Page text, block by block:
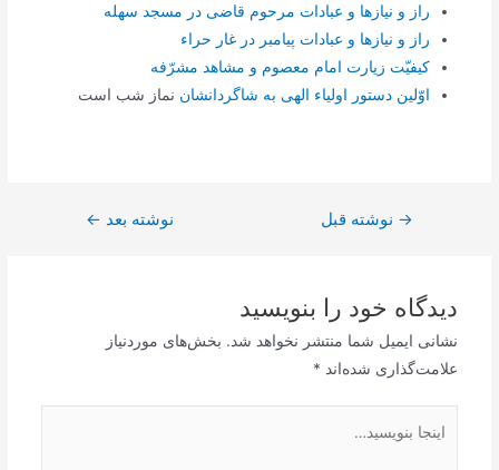
راز و نیاز‌ها و عبادات مرحوم قاضی در مسجد سهله
راز و نیاز‌ها و عبادات پیامبر در غار حراء
کیفیّت زیارت امام معصوم و مشاهد مشرّفه
اوّلین دستور اولیاء الهی به شاگردانشان نماز شب است
راهبری
→ نوشته قبل نوشته بعد ←
دیدگاه‌ خود را بنویسید
نشانی ایمیل شما منتشر نخواهد شد. بخش‌های موردنیاز
علامت‌گذاری شده‌اند *
بنویسید…